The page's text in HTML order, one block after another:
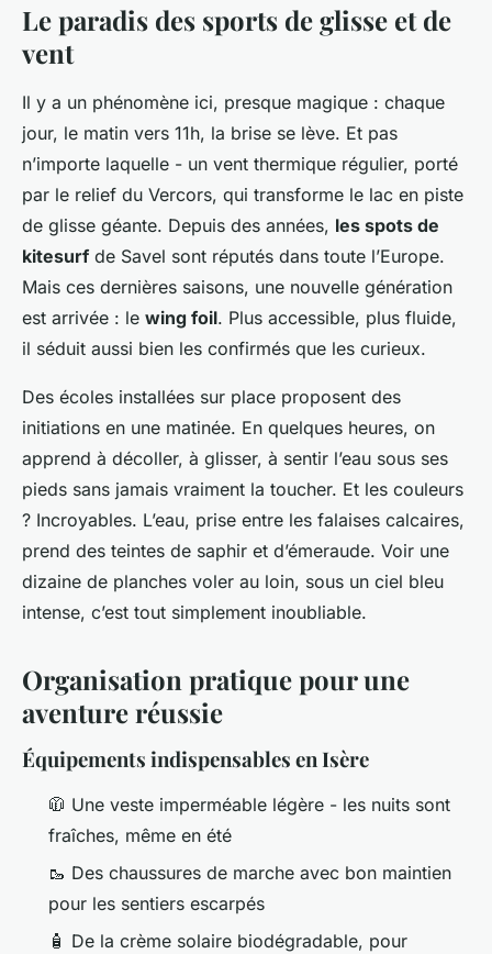
Le paradis des sports de glisse et de
vent
Il y a un phénomène ici, presque magique : chaque
jour, le matin vers 11h, la brise se lève. Et pas
n’importe laquelle - un vent thermique régulier, porté
par le relief du Vercors, qui transforme le lac en piste
de glisse géante. Depuis des années, les spots de
kitesurf de Savel sont réputés dans toute l’Europe.
Mais ces dernières saisons, une nouvelle génération
est arrivée : le wing foil. Plus accessible, plus fluide,
il séduit aussi bien les confirmés que les curieux.
Des écoles installées sur place proposent des
initiations en une matinée. En quelques heures, on
apprend à décoller, à glisser, à sentir l’eau sous ses
pieds sans jamais vraiment la toucher. Et les couleurs
? Incroyables. L’eau, prise entre les falaises calcaires,
prend des teintes de saphir et d’émeraude. Voir une
dizaine de planches voler au loin, sous un ciel bleu
intense, c’est tout simplement inoubliable.
Organisation pratique pour une
aventure réussie
Équipements indispensables en Isère
🧥 Une veste imperméable légère - les nuits sont
fraîches, même en été
🥾 Des chaussures de marche avec bon maintien
pour les sentiers escarpés
🧴 De la crème solaire biodégradable, pour